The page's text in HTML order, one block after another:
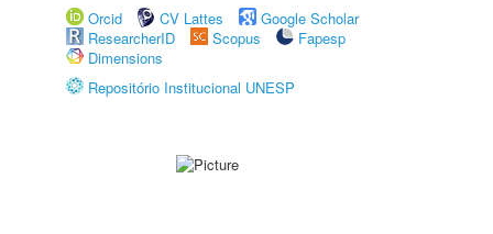
Orcid
CV Lattes
Google Scholar
ResearcherID
Scopus
Fapesp
Dimensions
Repositório Institucional UNESP